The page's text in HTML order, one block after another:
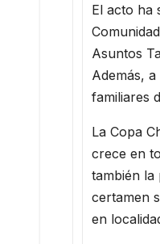
El acto ha
Asuntos
Además,
familiares
La Copa
crece en
también la
certamen
en